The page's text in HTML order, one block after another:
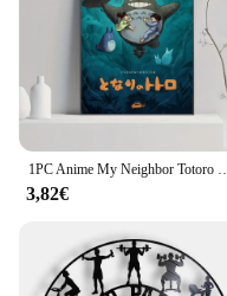
Shape or Size:
various wall spaces
Quantity: Sold as a
decoration
Features:
|Vendors|
**Charming and
Transform any
My Neighbor Totoro
Crafted from high-
1PC Anime My Neighbor Totoro Cartoon Cute Poster Paper Print
3,82€